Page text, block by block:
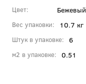
Цвет Бежевый
Вес упаковки 10.7 кг
Штук в упаковке 6
м2 в упаковке 0.51